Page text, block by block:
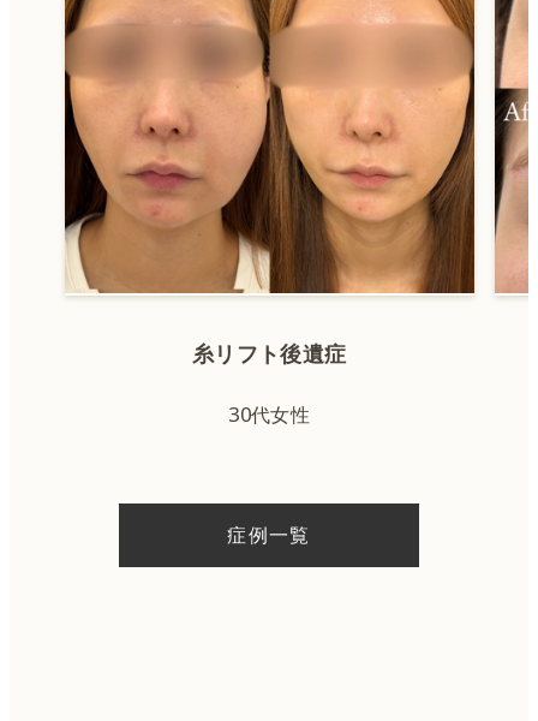
糸リフト後遺症
30代女性
症例一覧